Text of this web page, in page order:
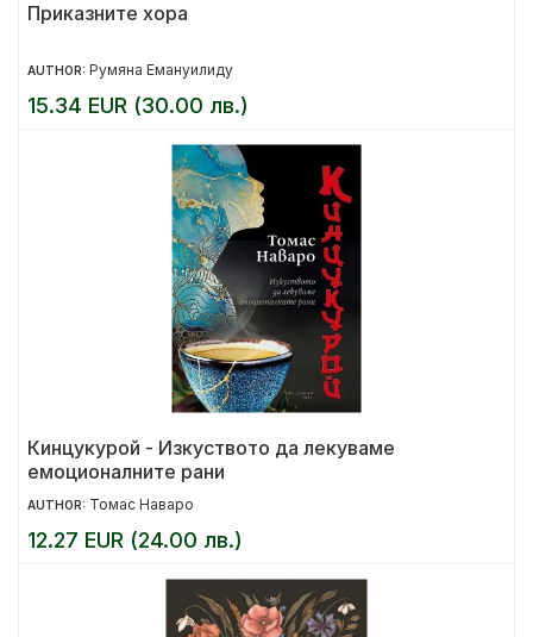
Приказните хора
AUTHOR: Румяна Емануилиду
15.34 EUR (30.00 лв.)
Кинцукурой - Изкуството да лекуваме
емоционалните рани
AUTHOR: Томас Наваро
12.27 EUR (24.00 лв.)